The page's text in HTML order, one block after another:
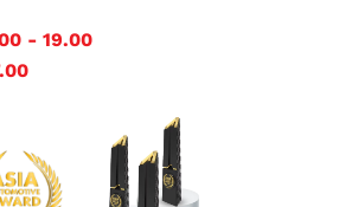
- 19.00